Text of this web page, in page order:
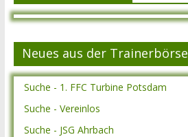
Neues aus der Trainerbörse
Suche - 1. FFC Turbine Potsdam
Suche - Vereinlos
Suche - JSG Ahrbach